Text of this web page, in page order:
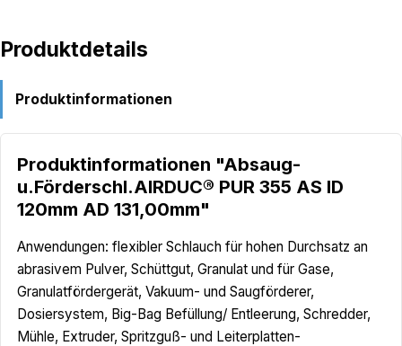
Produktdetails
Produktinformationen
Produktinformationen "Absaug-
u.Förderschl.AIRDUC® PUR 355 AS ID
120mm AD 131,00mm"
Anwendungen: flexibler Schlauch für hohen Durchsatz an
abrasivem Pulver, Schüttgut, Granulat und für Gase,
Granulatfördergerät, Vakuum- und Saugförderer,
Dosiersystem, Big-Bag Befüllung/ Entleerung, Schredder,
Mühle, Extruder, Spritzguß- und Leiterplatten-